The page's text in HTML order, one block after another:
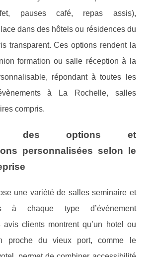
pauses café, repas assis),
dans des hôtels ou résidences du
transparent. Ces options rendent la
formation ou salle réception à la
répondant à toutes les
à La Rochelle, salles
compris.
des options et
personnalisées selon le
une variété de salles seminaire et
à chaque type d’événement
avis clients montrent qu’un hotel ou
proche du vieux port, comme le